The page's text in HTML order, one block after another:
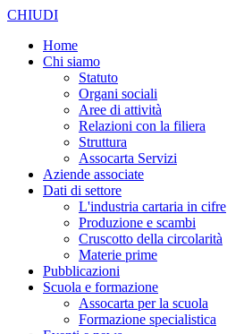
CHIUDI
Home
Chi siamo
Statuto
Organi sociali
Aree di attività
Relazioni con la filiera
Struttura
Assocarta Servizi
Aziende associate
Dati di settore
L'industria cartaria in cifre
Produzione e scambi
Cruscotto della circolarità
Materie prime
Pubblicazioni
Scuola e formazione
Assocarta per la scuola
Formazione specialistica